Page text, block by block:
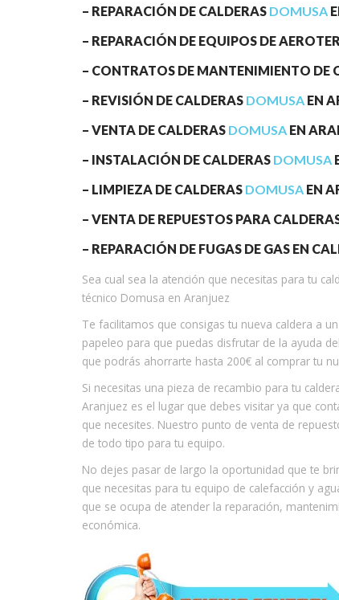
– REPARACIÓN DE CALDERAS DOMUSA
– REPARACIÓN DE EQUIPOS DE
– CONTRATOS DE MANTENIMIENTO DE
– REVISIÓN DE CALDERAS DOMUSA EN
– VENTA DE CALDERAS DOMUSA EN
– INSTALACIÓN DE CALDERAS DOMUSA
– LIMPIEZA DE CALDERAS DOMUSA EN
– VENTA DE REPUESTOS PARA
– REPARACIÓN DE FUGAS DE GAS EN
Sea cual sea la atención que necesitas para tu
técnico Domusa en Aranjuez
Te facilitamos que consigas tu nueva caldera a
papeleo para que puedas disfrutar de la ayuda del
que podrás ahorrarte hasta 200€ al comprar tu
Si necesitas una pieza de recambio para tu
Aranjuez es el lugar que debes visitar ya que
que necesites. Nuestro punto de venta de
de todo tipo para tu equipo.
No dejes pasar de largo la oportunidad que te
que necesitas para tu equipo de calefacción y
que se ocupa de atender la reparación,
económica.